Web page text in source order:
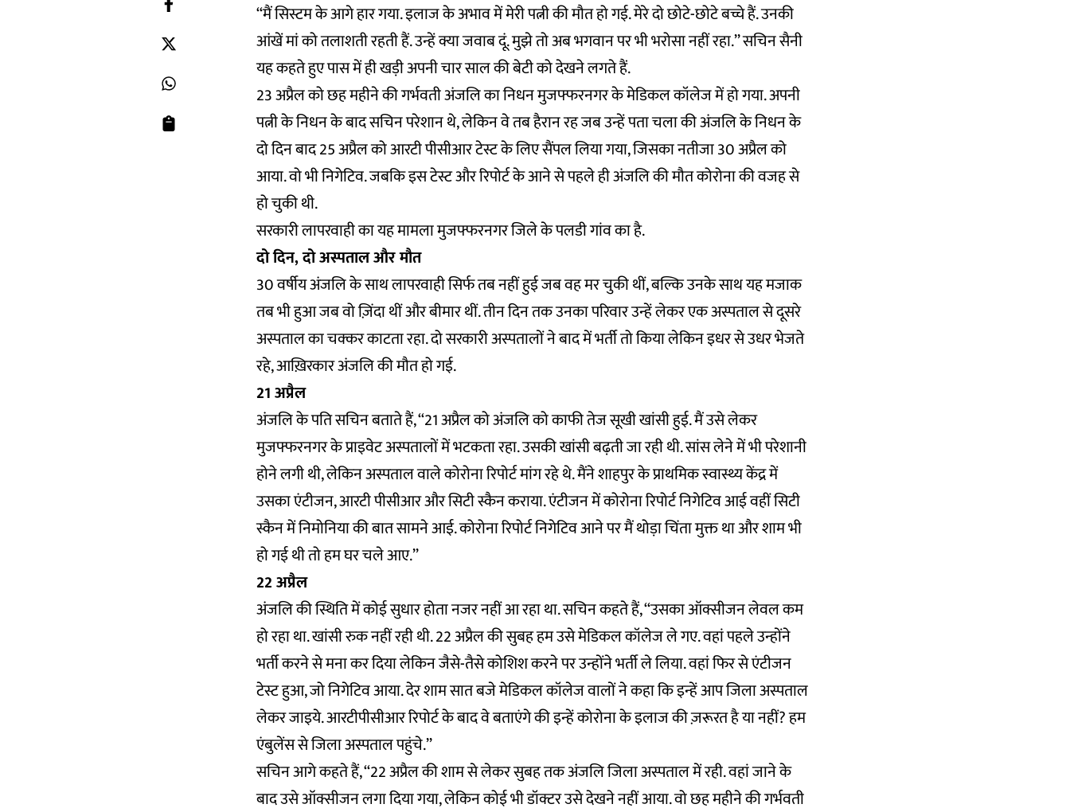
‘‘मैं सिस्टम के आगे हार गया. इलाज के अभाव में मेरी पत्नी की मौत हो गई. मेरे दो छोटे-छोटे बच्चे हैं. उनकी
आंखें मां को तलाशती रहती हैं. उन्हें क्या जवाब दूं. मुझे तो अब भगवान पर भी भरोसा नहीं रहा.’’ सचिन सैनी
यह कहते हुए पास में ही खड़ी अपनी चार साल की बेटी को देखने लगते हैं.
23 अप्रैल को छह महीने की गर्भवती अंजलि का निधन मुजफ्फरनगर के मेडिकल कॉलेज में हो गया. अपनी
पत्नी के निधन के बाद सचिन परेशान थे, लेकिन वे तब हैरान रह जब उन्हें पता चला की अंजलि के निधन के
दो दिन बाद 25 अप्रैल को आरटी पीसीआर टेस्ट के लिए सैंपल लिया गया, जिसका नतीजा 30 अप्रैल को
आया. वो भी निगेटिव. जबकि इस टेस्ट और रिपोर्ट के आने से पहले ही अंजलि की मौत कोरोना की वजह से
हो चुकी थी.
सरकारी लापरवाही का यह मामला मुजफ्फरनगर जिले के पलडी गांव का है.
दो दिन, दो अस्पताल और मौत
30 वर्षीय अंजलि के साथ लापरवाही सिर्फ तब नहीं हुई जब वह मर चुकी थीं, बल्कि उनके साथ यह मजाक
तब भी हुआ जब वो ज़िंदा थीं और बीमार थीं. तीन दिन तक उनका परिवार उन्हें लेकर एक अस्पताल से दूसरे
अस्पताल का चक्कर काटता रहा. दो सरकारी अस्पतालों ने बाद में भर्ती तो किया लेकिन इधर से उधर भेजते
रहे, आख़िरकार अंजलि की मौत हो गई.
21 अप्रैल
अंजलि के पति सचिन बताते हैं, ‘‘21 अप्रैल को अंजलि को काफी तेज सूखी खांसी हुई. मैं उसे लेकर
मुजफ्फरनगर के प्राइवेट अस्पतालों में भटकता रहा. उसकी खांसी बढ़ती जा रही थी. सांस लेने में भी परेशानी
होने लगी थी, लेकिन अस्पताल वाले कोरोना रिपोर्ट मांग रहे थे. मैंने शाहपुर के प्राथमिक स्वास्थ्य केंद्र में
उसका एंटीजन, आरटी पीसीआर और सिटी स्कैन कराया. एंटीजन में कोरोना रिपोर्ट निगेटिव आई वहीं सिटी
स्कैन में निमोनिया की बात सामने आई. कोरोना रिपोर्ट निगेटिव आने पर मैं थोड़ा चिंता मुक्त था और शाम भी
हो गई थी तो हम घर चले आए.’’
22 अप्रैल
अंजलि की स्थिति में कोई सुधार होता नजर नहीं आ रहा था. सचिन कहते हैं, ‘‘उसका ऑक्सीजन लेवल कम
हो रहा था. खांसी रुक नहीं रही थी. 22 अप्रैल की सुबह हम उसे मेडिकल कॉलेज ले गए. वहां पहले उन्होंने
भर्ती करने से मना कर दिया लेकिन जैसे-तैसे कोशिश करने पर उन्होंने भर्ती ले लिया. वहां फिर से एंटीजन
टेस्ट हुआ, जो निगेटिव आया. देर शाम सात बजे मेडिकल कॉलेज वालों ने कहा कि इन्हें आप जिला अस्पताल
लेकर जाइये. आरटीपीसीआर रिपोर्ट के बाद वे बताएंगे की इन्हें कोरोना के इलाज की ज़रूरत है या नहीं? हम
एंबुलेंस से जिला अस्पताल पहुंचे.’’
सचिन आगे कहते हैं, ‘‘22 अप्रैल की शाम से लेकर सुबह तक अंजलि जिला अस्पताल में रही. वहां जाने के
बाद उसे ऑक्सीजन लगा दिया गया, लेकिन कोई भी डॉक्टर उसे देखने नहीं आया. वो छह महीने की गर्भवती